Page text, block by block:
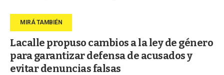
Lacalle propuso cambios a la ley de género
para garantizar defensa de acusados y
evitar denuncias falsas